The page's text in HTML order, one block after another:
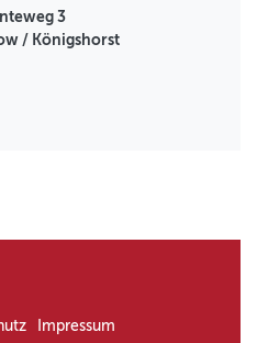
3
/ Königshorst
Impressum